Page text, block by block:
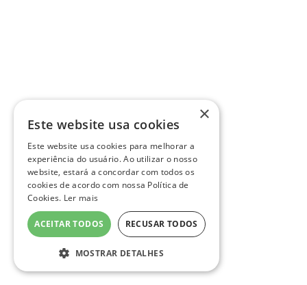
×
Este website usa cookies
Este website usa cookies para melhorar a
experiência do usuário. Ao utilizar o nosso
website, estará a concordar com todos os
cookies de acordo com nossa Política de
Cookies. Ler mais
ACEITAR TODOS RECUSAR TODOS
MOSTRAR DETALHES